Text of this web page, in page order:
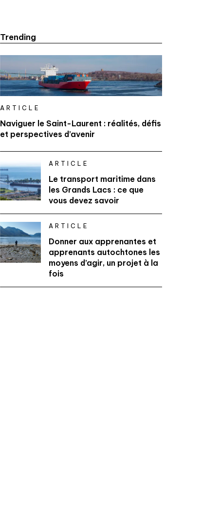
Trending
ARTICLE
Naviguer le Saint-Laurent : réalités, défis
et perspectives d’avenir
ARTICLE
Le transport maritime dans
les Grands Lacs : ce que
vous devez savoir
ARTICLE
Donner aux apprenantes et
apprenants autochtones les
moyens d’agir, un projet à la
fois